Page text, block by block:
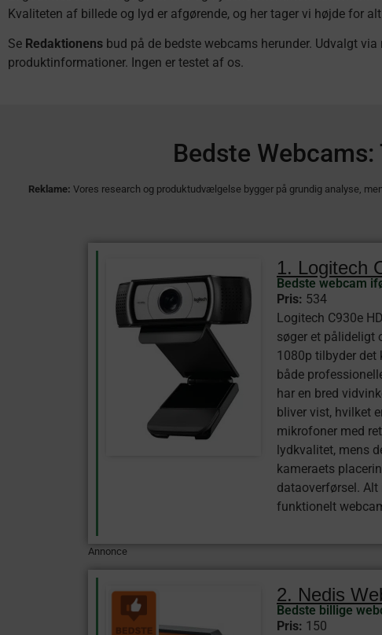
Kvaliteten af billede og lyd er afgørende, og her tager vi højde for
Se Redaktionens bud på de bedste webcams herunder. Udvalgt
produktinformationer. Ingen er testet af os.
Bedste
Reklame: Vores research og produktudvælgelse bygger på grundig analyse,
1. Logitech
Bedste webcam
Pris: 534
Logitech C930e
søger et pålideligt
1080p tilbyder det
både
har en bred
bliver vist, hvilket
mikrofoner med
lydkvalitet, mens
kameraets
dataoverførsel.
funktionelt
Annonce
2. Nedis
Bedste billige
Pris: 150